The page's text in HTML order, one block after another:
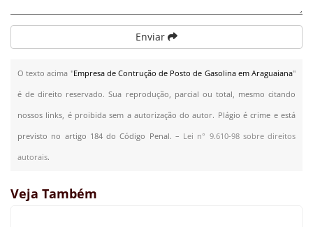
Enviar
O texto acima "Empresa de Contrução de Posto de Gasolina em Araguaiana"
é de direito reservado. Sua reprodução, parcial ou total, mesmo citando
nossos links, é proibida sem a autorização do autor. Plágio é crime e está
previsto no artigo 184 do Código Penal. – Lei n° 9.610-98 sobre direitos
autorais.
Veja Também